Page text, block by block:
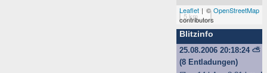
5 km
Leaflet | ©OpenStreetMap
contributors
Blitzinfo
25.08.2006 20:18:24⛅
(8 Entladungen)